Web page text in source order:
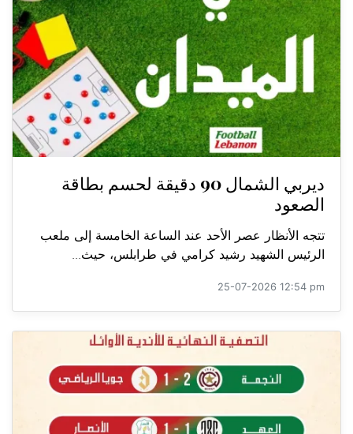
ديربي الشمال 90 دقيقة لحسم بطاقة
الصعود
تتجه الأنظار عصر الأحد عند الساعة الخامسة إلى ملعب
الرئيس الشهيد رشيد كرامي في طرابلس، حيث...
25-07-2026 12:54 pm